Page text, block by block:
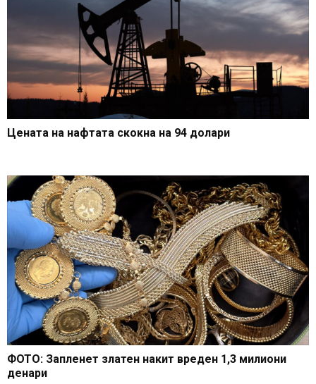
Цената на нафтата скокна на 94 долари
ФОТО: Запленет златен накит вреден 1,3 милиони
денари